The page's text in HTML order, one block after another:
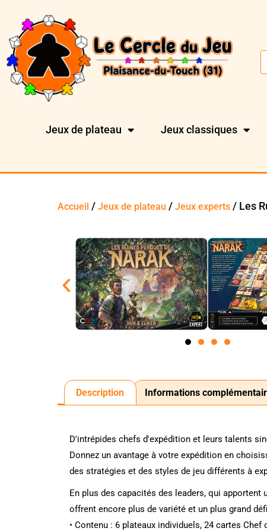
Jeux de plateau Jeux classiques
Accueil /Jeux de plateau /Jeux experts / Les
Description Informations
D'intrépides chefs d'expédition et leurs talents
Donnez un avantage à votre expédition en
des stratégies et des styles de jeu différents à
En plus des capacités des leaders, qui
offrent encore plus de variété et un plus grand
• Contenu : 6 plateaux individuels, 24 cartes